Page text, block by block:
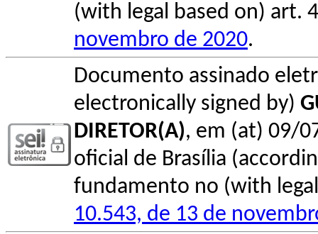
(with legal based on) art.
novembro de 2020.
Documento assinado
electronically signed by)
DIRETOR(A), em (at) 09/
oficial de Brasília
fundamento no (with
10.543, de 13 de